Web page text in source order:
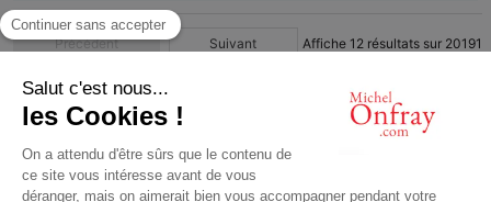
Précédent Suivant Affiche 12 résultats sur 20191
1
© Michel Onfray 2016